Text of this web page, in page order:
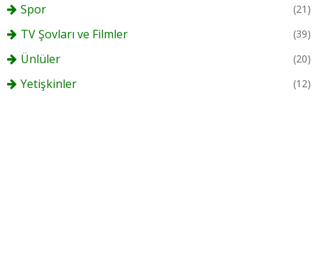
Spor (21)
TV Şovları ve Filmler (39)
Ünlüler (20)
Yetişkinler (12)